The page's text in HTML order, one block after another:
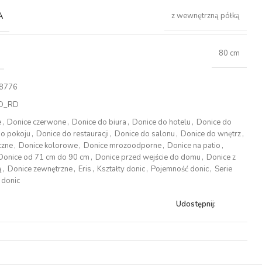
z wewnętrzną półką
80 cm
, Donice czerwone, Donice do biura , Donice do hotelu , Donice do
pokoju , Donice do restauracji , Donice do salonu , Donice do wnętrz,
, Donice kolorowe, Donice mrozoodporne, Donice na patio ,
od 71 cm do 90 cm , Donice przed wejście do domu , Donice z
, Donice zewnętrzne, Eris , Kształty donic, Pojemność donic, Serie
Udostępnij: